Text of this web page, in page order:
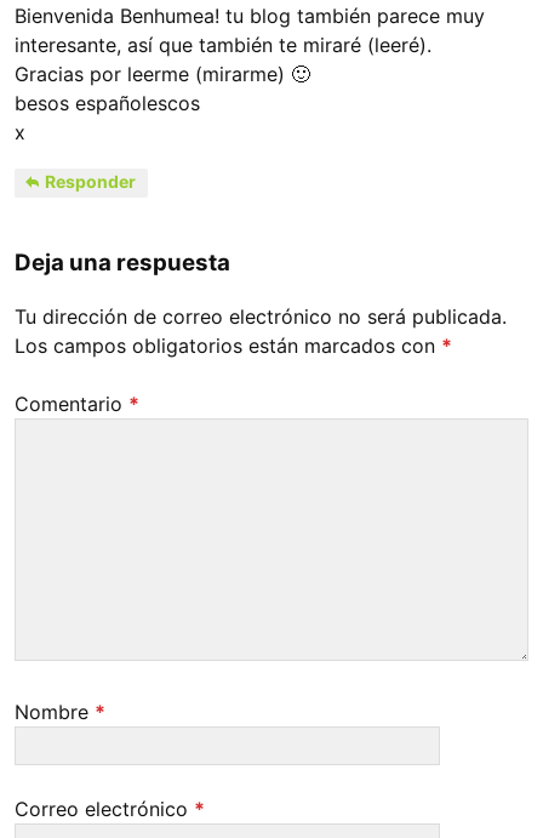
Bienvenida Benhumea! tu blog también parece muy
interesante, así que también te miraré (leeré).
Gracias por leerme (mirarme) 🙂
besos españolescos
x
Responder
Deja una respuesta
Tu dirección de correo electrónico no será publicada.
Los campos obligatorios están marcados con *
Comentario *
Nombre *
Correo electrónico *